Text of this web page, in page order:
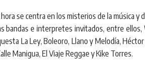
se centra en los misterios de la música y
e interpretes invitados, entre ellos,
La Ley, Boleoro, Llano y Melodía,
Manigua, El Viaje Reggae y Kike Torres.